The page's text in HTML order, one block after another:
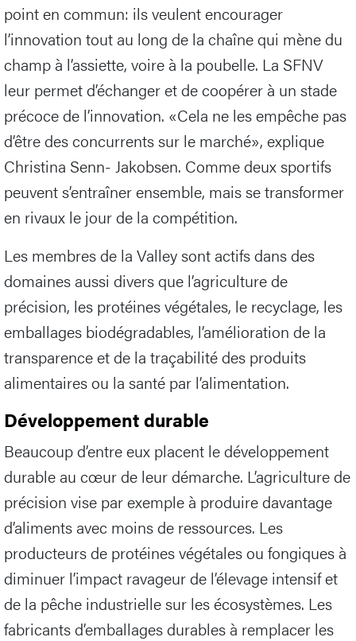
point en commun: ils veulent encourager
l’innovation tout au long de la chaîne qui mène du
champ à l’assiette, voire à la poubelle. La SFNV
leur permet d’échanger et de coopérer à un stade
précoce de l’innovation. «Cela ne les empêche pas
d’être des concurrents sur le marché», explique
Christina Senn- Jakobsen. Comme deux sportifs
peuvent s’entraîner ensemble, mais se transformer
en rivaux le jour de la compétition.
Les membres de la Valley sont actifs dans des
domaines aussi divers que l’agriculture de
précision, les protéines végétales, le recyclage, les
emballages biodégradables, l’amélioration de la
transparence et de la traçabilité des produits
alimentaires ou la santé par l’alimentation.
Développement durable
Beaucoup d’entre eux placent le développement
durable au cœur de leur démarche. L’agriculture de
précision vise par exemple à produire davantage
d’aliments avec moins de ressources. Les
producteurs de protéines végétales ou fongiques à
diminuer l’impact ravageur de l’élevage intensif et
de la pêche industrielle sur les écosystèmes. Les
fabricants d’emballages durables à remplacer les